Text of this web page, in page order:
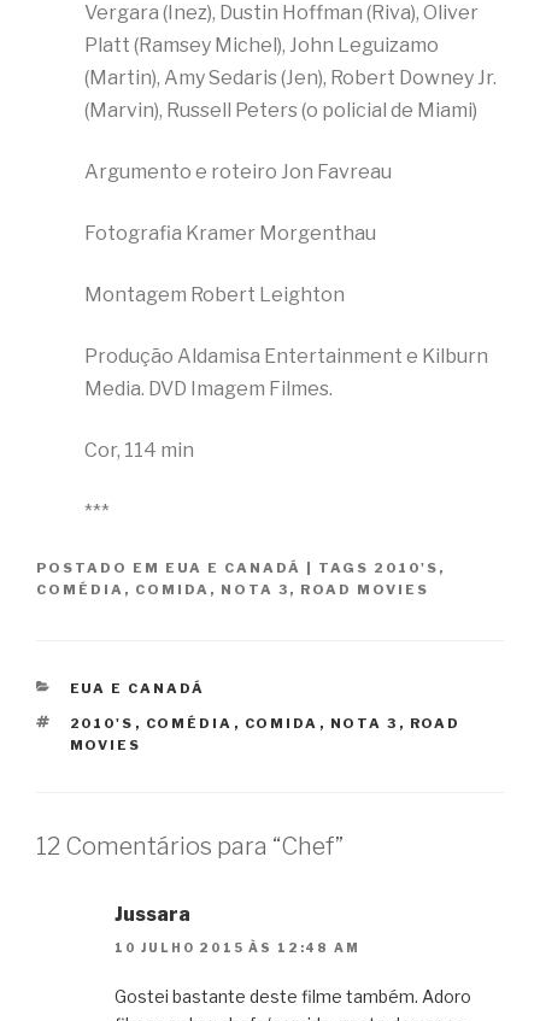
Vergara (Inez), Dustin Hoffman (Riva), Oliver
Platt (Ramsey Michel), John Leguizamo
(Martin), Amy Sedaris (Jen), Robert Downey Jr.
(Marvin), Russell Peters (o policial de Miami)
Argumento e roteiro Jon Favreau
Fotografia Kramer Morgenthau
Montagem Robert Leighton
Produção Aldamisa Entertainment e Kilburn
Media. DVD Imagem Filmes.
Cor, 114 min
***
POSTADO EM EUA E CANADÁ TAGS 2010'S ,
COMÉDIA , COMIDA , NOTA 3 , ROAD MOVIES
CATEGORIAS
EUA E CANADÁ
TAGS
2010'S , COMÉDIA , COMIDA , NOTA 3 , ROAD
MOVIES
12 Comentários para “Chef”
Jussara
10 JULHO 2015 ÀS 12:48 AM
Gostei bastante deste filme também. Adoro